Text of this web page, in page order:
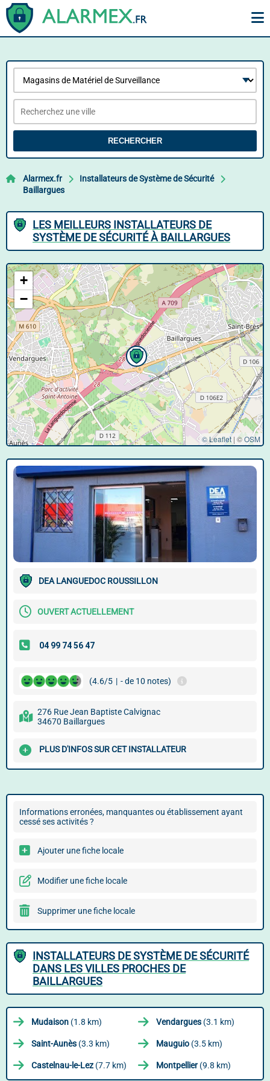
RECHERCHER
Alarmex.fr
Installateurs de Système de Sécurité
Baillargues
LES MEILLEURS INSTALLATEURS DE
SYSTÈME DE SÉCURITÉ À BAILLARGUES
+
−
© Leaflet | ©OSM
DEA LANGUEDOC ROUSSILLON
OUVERT ACTUELLEMENT
(4.6/5 | - de 10 notes)
276 Rue Jean Baptiste Calvignac
34670 Baillargues
PLUS D'INFOS SUR CET INSTALLATEUR
Informations erronées, manquantes ou établissement ayant
cessé ses activités ?
Ajouter une fiche locale
Modifier une fiche locale
Supprimer une fiche locale
INSTALLATEURS DE SYSTÈME DE SÉCURITÉ
DANS LES VILLES PROCHES DE
BAILLARGUES
Mudaison (1.8 km) Vendargues (3.1 km)
Saint-Aunès (3.3 km) Mauguio (3.5 km)
Castelnau-le-Lez (7.7 km) Montpellier(9.8 km)